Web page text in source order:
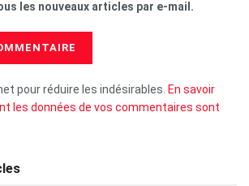
les nouveaux articles par e-mail.
pour réduire les indésirables. En savoir
les données de vos commentaires sont